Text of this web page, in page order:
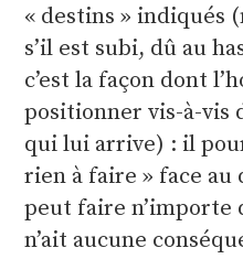
« destins » indiqués
s’il est subi, dû au
c’est la façon dont
positionner vis-à-vis
qui lui arrive) : il
rien à faire » face au
peut faire n’importe
n’ait aucune